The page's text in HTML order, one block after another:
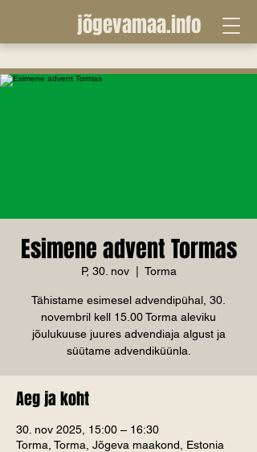
jõgevamaa.info
Esimene advent Tormas
P, 30. nov
  |
Torma
Tähistame esimesel advendipühal, 30.
novembril kell 15.00 Torma aleviku
jõulukuuse juures advendiaja algust ja
süütame advendiküünla.
Aeg ja koht
30. nov 2025, 15:00 – 16:30
Torma, Torma, Jõgeva maakond, Estonia